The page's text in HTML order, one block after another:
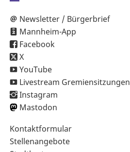
Newsletter / Bürgerbrief
Mannheim-App
Facebook
X
YouTube
Livestream Gremiensitzungen
Instagram
Mastodon
Sekundärnavigation
im
Kontaktformular
Stellenangebote